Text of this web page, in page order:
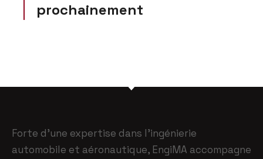
prochainement
Forte d’une expertise dans l’ingénierie
automobile et aéronautique, EngiMA accompagne